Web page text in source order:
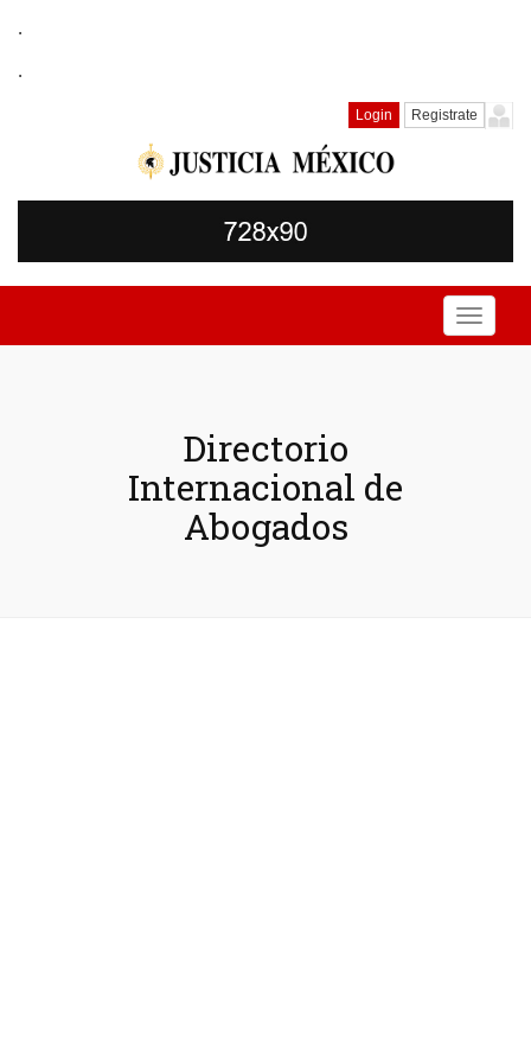
.
.
Login Registrate
Toggle
Directorio
Internacional de
Abogados